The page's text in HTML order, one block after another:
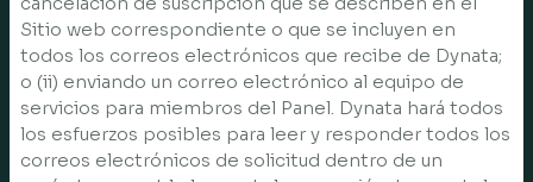
Sitio web correspondiente o que se incluyen en
todos los correos electrónicos que recibe de Dynata;
o (ii) enviando un correo electrónico al equipo de
servicios para miembros del Panel. Dynata hará todos
los esfuerzos posibles para leer y responder todos los
correos electrónicos de solicitud dentro de un